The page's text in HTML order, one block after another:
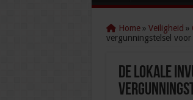
Home » Veiligheid »
vergunningstelsel voor
De lokale